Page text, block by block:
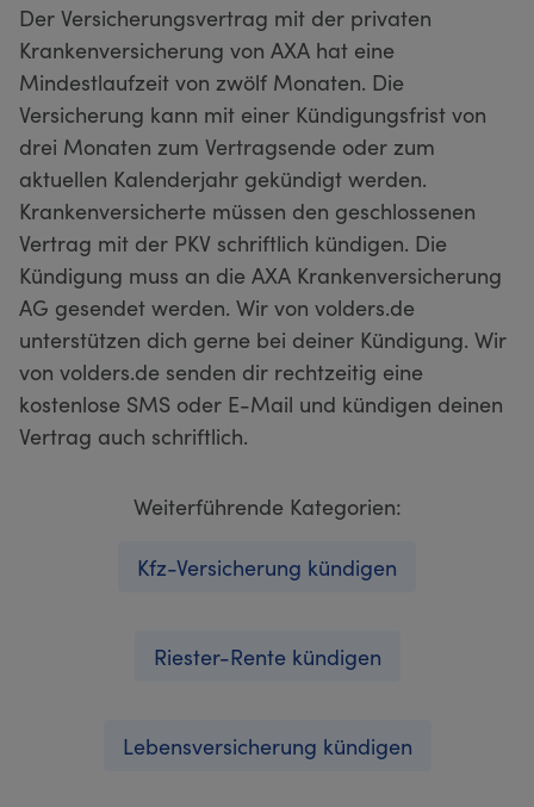
Der Versicherungsvertrag mit der privaten
Krankenversicherung von AXA hat eine
Mindestlaufzeit von zwölf Monaten. Die
Versicherung kann mit einer Kündigungsfrist von
drei Monaten zum Vertragsende oder zum
aktuellen Kalenderjahr gekündigt werden.
Krankenversicherte müssen den geschlossenen
Vertrag mit der PKV schriftlich kündigen. Die
Kündigung muss an die AXA Krankenversicherung
AG gesendet werden. Wir von volders.de
unterstützen dich gerne bei deiner Kündigung. Wir
von volders.de senden dir rechtzeitig eine
kostenlose SMS oder E-Mail und kündigen deinen
Vertrag auch schriftlich.
Weiterführende Kategorien:
Kfz-Versicherung kündigen
Riester-Rente kündigen
Lebensversicherung kündigen